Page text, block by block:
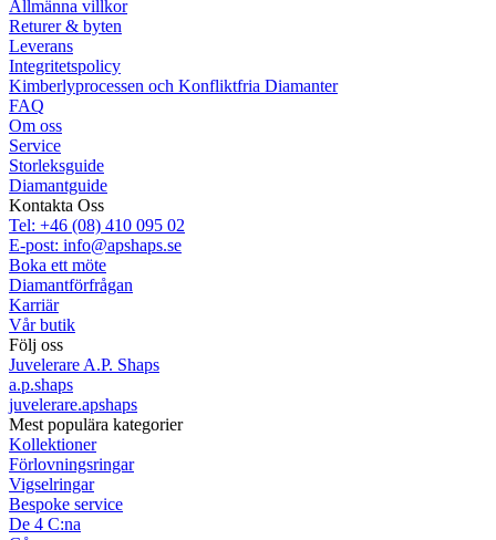
Allmänna villkor
Returer & byten
Leverans
Integritetspolicy
Kimberlyprocessen och Konfliktfria Diamanter
FAQ
Om oss
Service
Storleksguide
Diamantguide
Kontakta Oss
Tel: +46 (08) 410 095 02
E-post: info@apshaps.se
Boka ett möte
Diamantförfrågan
Karriär
Vår butik
Följ oss
Juvelerare A.P. Shaps
a.p.shaps
juvelerare.apshaps
Mest populära kategorier
Kollektioner
Förlovningsringar
Vigselringar
Bespoke service
De 4 C:na